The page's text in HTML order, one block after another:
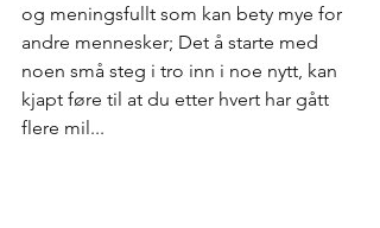
og meningsfullt som kan bety mye for
andre mennesker; Det å starte med
noen små steg i tro inn i noe nytt, kan
kjapt føre til at du etter hvert har gått
flere mil...